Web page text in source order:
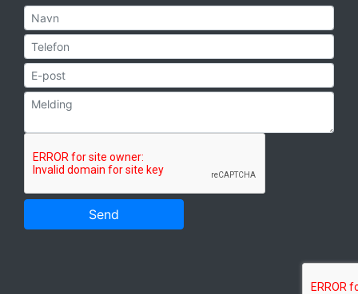
Send